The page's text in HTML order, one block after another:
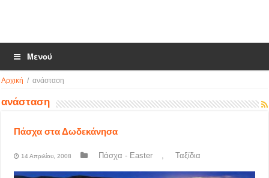
Μενού
Αρχική / ανάσταση
ανάσταση
Πάσχα στα Δωδεκάνησα
14 Απριλίου, 2008 Πάσχα - Easter , Ταξίδια